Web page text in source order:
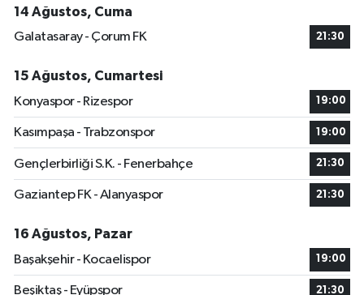
14 Ağustos, Cuma
Galatasaray - Çorum FK
21:30
15 Ağustos, Cumartesi
Konyaspor - Rizespor
19:00
Kasımpaşa - Trabzonspor 19:00
Gençlerbirliği S.K. - Fenerbahçe 21:30
Gaziantep FK - Alanyaspor 21:30
16 Ağustos, Pazar
Başakşehir - Kocaelispor
19:00
Beşiktaş - Eyüpspor 21:30